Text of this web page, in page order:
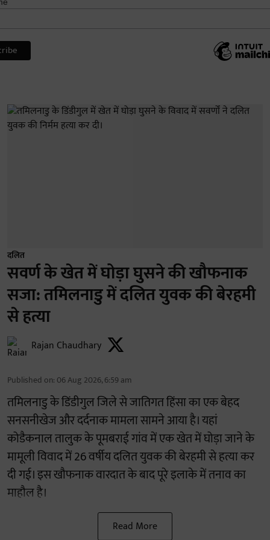
दलित
सवर्ण के खेत में घोड़ा घुसने की खौफनाक
सजा: तमिलनाडु में दलित युवक की बेरहमी
से हत्या
Rajan Chaudhary
Published on: 06 Aug 2026, 6:59 am
तमिलनाडु के डिंडीगुल जिले से जातिगत हिंसा का एक बेहद
सनसनीखेज और दर्दनाक मामला सामने आया है। यहां
कोडैकनाल तालुक के पूमबराई गांव में एक खेत में घोड़ा जाने के
मामूली विवाद में 26 वर्षीय दलित युवक की बेरहमी से हत्या कर
दी गई। इस खौफनाक वारदात के बाद पूरे इलाके में तनाव का
माहौल है।
Read More